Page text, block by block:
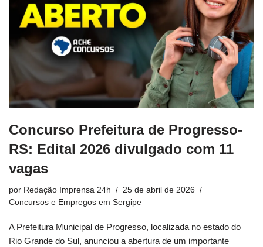
Concurso Prefeitura de Progresso-
RS: Edital 2026 divulgado com 11
vagas
por Redação Imprensa 24h
25 de abril de 2026
Concursos e Empregos em Sergipe
A Prefeitura Municipal de Progresso, localizada no estado do
Rio Grande do Sul, anunciou a abertura de um importante